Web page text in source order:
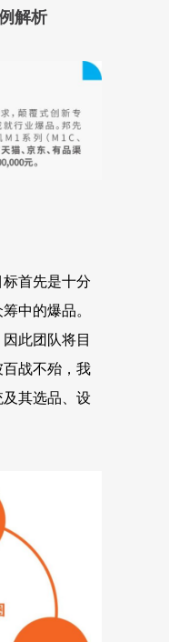
解析
首先是十分
中的爆品。
此团队将目
战不殆，我
其选品、设